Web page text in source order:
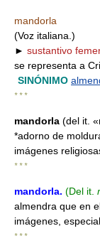
mandorla
(Voz italiana.)
► sustantivo
se representa a
SINÓNIMO
* * *
mandorla (del it.
*adorno de
imágenes
* * *
mandorla. (Del it.
almendra que en
imágenes,
* * *